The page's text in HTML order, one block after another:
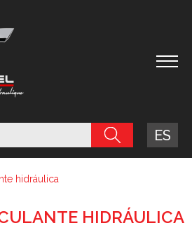
ES
hidráulica
HIDRÁULICA